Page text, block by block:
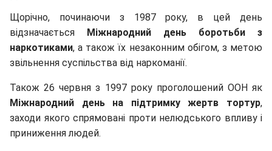
Щорічно, починаючи з 1987 року, в цей день
відзначається Міжнародний день боротьби з
наркотиками, а також їх незаконним обігом, з метою
звільнення суспільства від наркоманії.
Також 26 червня з 1997 року проголошений ООН як
Міжнародний день на підтримку жертв тортур,
заходи якого спрямовані проти нелюдського впливу і
приниження людей.